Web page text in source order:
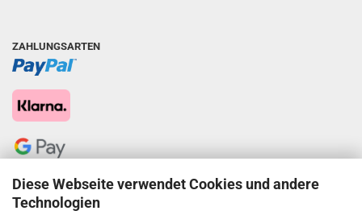
Diese Webseite verwendet Cookies und andere
Technologien
ZAHLUNGSARTEN